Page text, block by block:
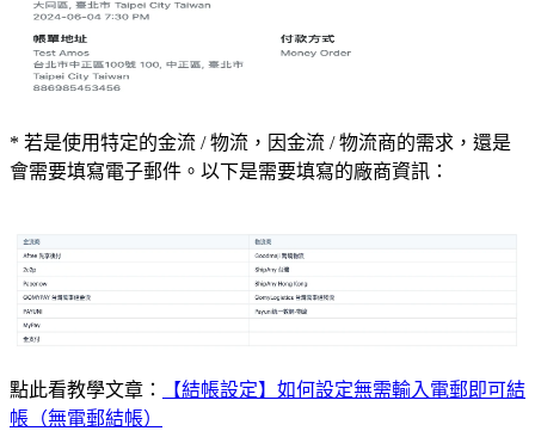
* 若是使用特定的金流 / 物流，因金流 / 物流商的需求，還是
會需要填寫電子郵件。以下是需要填寫的廠商資訊：
點此看教學文章：
【結帳設定】如何設定無需輸入電郵即可結
帳（無電郵結帳）